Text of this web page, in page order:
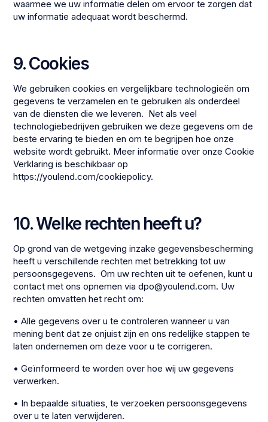
waarmee we uw informatie delen om ervoor te zorgen dat
uw informatie adequaat wordt beschermd.
9. Cookies
We gebruiken cookies en vergelijkbare technologieën om
gegevens te verzamelen en te gebruiken als onderdeel
van de diensten die we leveren. Net als veel
technologiebedrijven gebruiken we deze gegevens om de
beste ervaring te bieden en om te begrijpen hoe onze
website wordt gebruikt. Meer informatie over onze Cookie
Verklaring is beschikbaar op
https://youlend.com/cookiepolicy.
10. Welke rechten heeft u?
Op grond van de wetgeving inzake gegevensbescherming
heeft u verschillende rechten met betrekking tot uw
persoonsgegevens. Om uw rechten uit te oefenen, kunt u
contact met ons opnemen via dpo@youlend.com. Uw
rechten omvatten het recht om:
• Alle gegevens over u te controleren wanneer u van
mening bent dat ze onjuist zijn en ons redelijke stappen te
laten ondernemen om deze voor u te corrigeren.
• Geïnformeerd te worden over hoe wij uw gegevens
verwerken.
• In bepaalde situaties, te verzoeken persoonsgegevens
over u te laten verwijderen.